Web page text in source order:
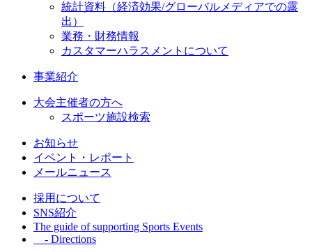
統計資料（経済効果/グローバルメディアでの露
出）
業務・財務情報
カスタマーハラスメントについて
事業紹介
大会主催者の方へ
スポーツ施設検索
お知らせ
イベント・レポート
メールニュース
採用について
SNS紹介
The guide of supporting Sports Events
- Directions